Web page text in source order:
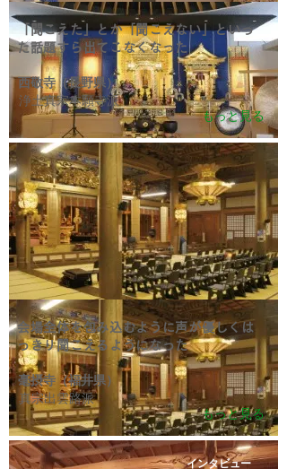
「聞こえた」とか「聞こえない」といっ
た話題すら出てこなくなった
西敬寺（長野県）
浄土真宗本願寺派
もっと見る
会場全体を包み込むように声が優しくは
っきり聞こえるようになった
毫摂寺（福井県）
真宗出雲路派
もっと見る
インタビュー